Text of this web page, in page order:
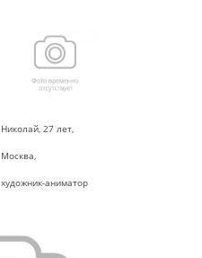
Николай, 27 лет,
Москва,
художник-аниматор